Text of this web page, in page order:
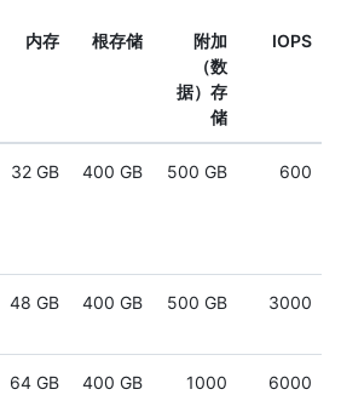
内存 根存储
附加
（数
据）存
储
IOPS
32 GB 400 GB 500 GB 600
48 GB 400 GB 500 GB 3000
64 GB 400 GB
1000
6000